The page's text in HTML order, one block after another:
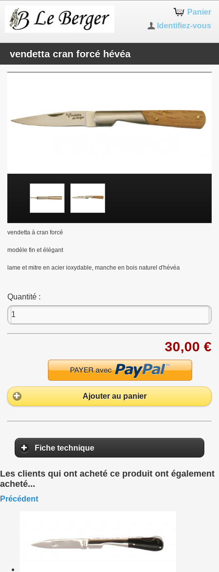
Panier
Identifiez-vous
vendetta cran forcé hévéa
vendetta à cran forcé
modèle fin et élégant
lame et mitre en acier ioxydable, manche en bois naturel d'hévéa
Quantité :
30,00 €
Ajouter au panier
Fiche technique
Les clients qui ont acheté ce produit ont également
acheté...
Précédent